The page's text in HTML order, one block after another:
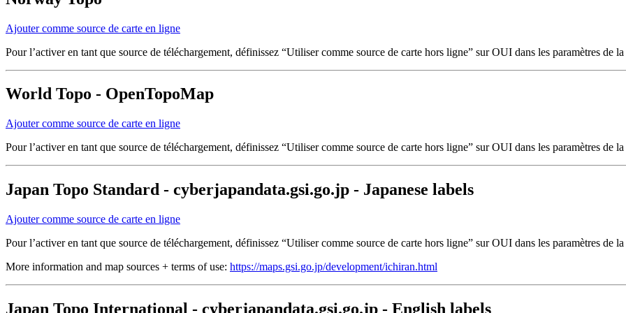
Ajouter comme source de carte en ligne
Pour l’activer en tant que source de téléchargement, définissez “Utiliser comme source de carte hors ligne” sur OUI dans les paramètres de la
World Topo - OpenTopoMap
Ajouter comme source de carte en ligne
Pour l’activer en tant que source de téléchargement, définissez “Utiliser comme source de carte hors ligne” sur OUI dans les paramètres de la
Japan Topo Standard - cyberjapandata.gsi.go.jp - Japanese labels
Ajouter comme source de carte en ligne
Pour l’activer en tant que source de téléchargement, définissez “Utiliser comme source de carte hors ligne” sur OUI dans les paramètres de la
More information and map sources + terms of use: https://maps.gsi.go.jp/development/ichiran.html
Japan Topo International - cyberjapandata.gsi.go.jp - English labels